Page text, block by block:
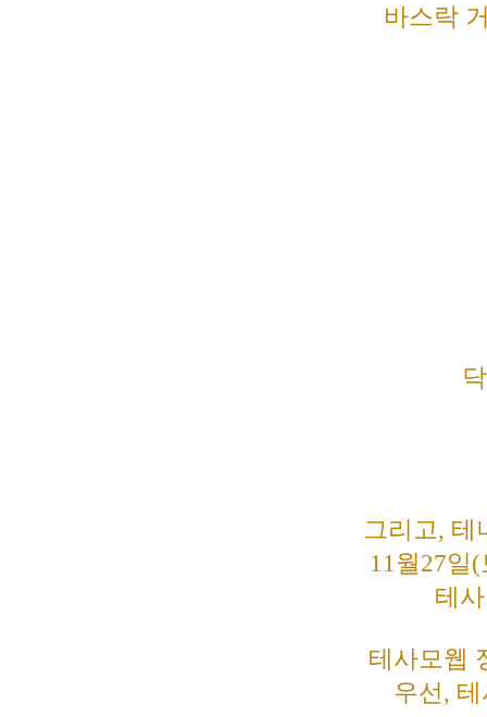
바스락
그리고, 테
11월27일
테
테사모웹
우선,